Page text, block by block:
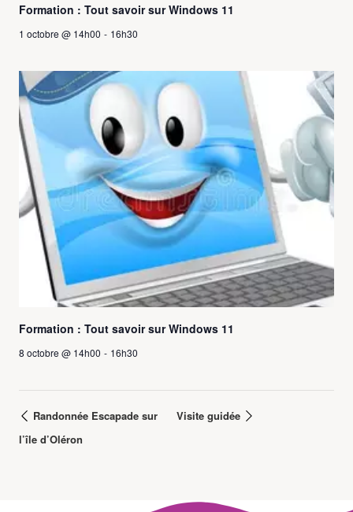
Formation : Tout savoir sur Windows 11
1 octobre @ 14h00 - 16h30
Formation : Tout savoir sur Windows 11
8 octobre @ 14h00 - 16h30
Randonnée Escapade sur
l’île d’Oléron
Visite guidée